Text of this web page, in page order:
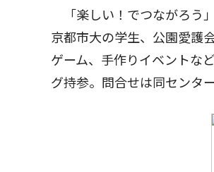
「楽しい！でつながろう
京都市大の学生、公園愛護
ゲーム、手作りイベントな
グ持参。問合せは同センタ